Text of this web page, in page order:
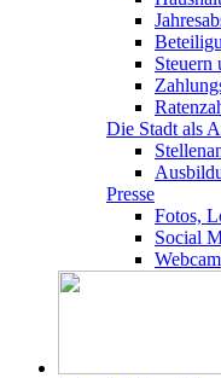
Steuern
Die Stadt als
Presse
Fotos,
Social
Webcam